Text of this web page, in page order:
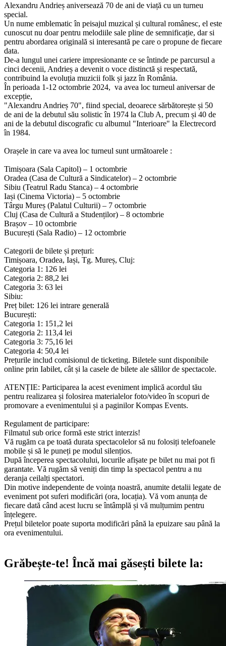
Alexandru Andrieș aniversează 70 de ani de viață cu un turneu
special.
Un nume emblematic în peisajul muzical și cultural românesc, el este
cunoscut nu doar pentru melodiile sale pline de semnificație, dar si
pentru abordarea originală si interesantă pe care o propune de fiecare
data.
De-a lungul unei cariere impresionante ce se întinde pe parcursul a
cinci decenii, Andrieș a devenit o voce distinctă și respectată,
contribuind la evoluția muzicii folk și jazz în România.
În perioada 1-12 octombrie 2024, va avea loc turneul aniversar de
excepție,
"Alexandru Andrieș 70", fiind special, deoarece sărbătorește și 50
de ani de la debutul său solistic în 1974 la Club A, precum și 40 de
ani de la debutul discografic cu albumul "Interioare" la Electrecord
în 1984.
Orașele in care va avea loc turneul sunt următoarele :
Timișoara (Sala Capitol) – 1 octombrie
Oradea (Casa de Cultură a Sindicatelor) – 2 octombrie
Sibiu (Teatrul Radu Stanca) – 4 octombrie
Iași (Cinema Victoria) – 5 octombrie
Târgu Mureș (Palatul Culturii) – 7 octombrie
Cluj (Casa de Cultură a Studenților) – 8 octombrie
Brașov – 10 octombrie
București (Sala Radio) – 12 octombrie
Categorii de bilete și prețuri:
Timișoara, Oradea, Iași, Tg. Mureș, Cluj:
Categoria 1: 126 lei
Categoria 2: 88,2 lei
Categoria 3: 63 lei
Sibiu:
Preț bilet: 126 lei intrare generală
București:
Categoria 1: 151,2 lei
Categoria 2: 113,4 lei
Categoria 3: 75,16 lei
Categoria 4: 50,4 lei
Prețurile includ comisionul de ticketing. Biletele sunt disponibile
online prin Iabilet, cât și la casele de bilete ale sălilor de spectacole.
ATENȚIE: Participarea la acest eveniment implică acordul tău
pentru realizarea și folosirea materialelor foto/video în scopuri de
promovare a evenimentului și a paginilor Kompas Events.
Regulament de participare:
Filmatul sub orice formă este strict interzis!
Vă rugăm ca pe toată durata spectacolelor să nu folosiți telefoanele
mobile și să le puneți pe modul silențios.
După începerea spectacolului, locurile afișate pe bilet nu mai pot fi
garantate. Vă rugăm să veniți din timp la spectacol pentru a nu
deranja ceilalți spectatori.
Din motive independente de voința noastră, anumite detalii legate de
eveniment pot suferi modificări (ora, locația). Vă vom anunța de
fiecare dată când acest lucru se întâmplă și vă mulțumim pentru
înțelegere.
Prețul biletelor poate suporta modificări până la epuizare sau până la
ora evenimentului.
Grăbește-te! Încă mai găsești bilete la: